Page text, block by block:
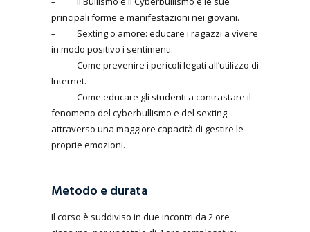
principali forme e manifestazioni nei giovani.
– Sexting o amore: educare i ragazzi a vivere
in modo positivo i sentimenti.
– Come prevenire i pericoli legati all’utilizzo di
Internet.
– Come educare gli studenti a contrastare il
fenomeno del cyberbullismo e del sexting
attraverso una maggiore capacità di gestire le
proprie emozioni.
Metodo e durata
Il corso è suddiviso in due incontri da 2 ore